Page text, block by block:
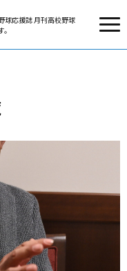
球応援誌 月刊高校野球